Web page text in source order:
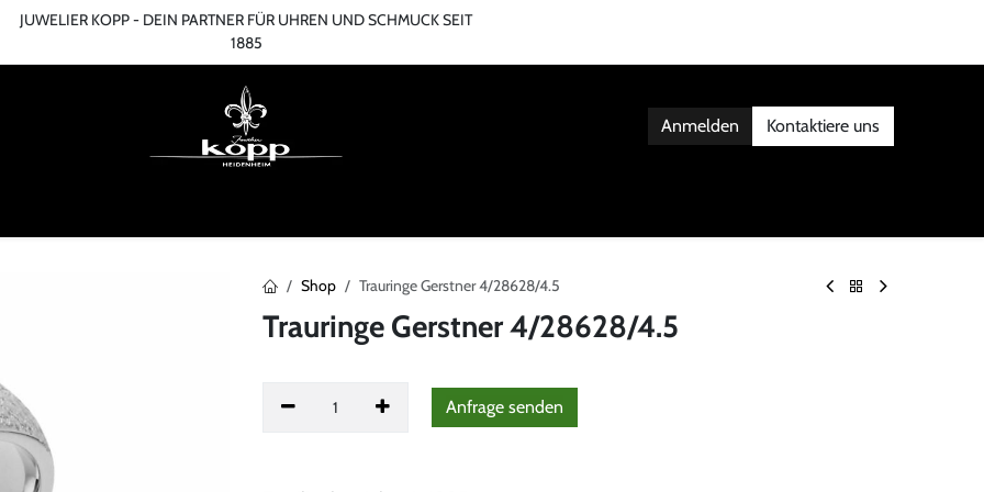
JUWELIER KOPP - DEIN PARTNER FÜR UHREN UND SCHMUCK SEIT
1885
Anmelden Kontaktiere uns
Shop Trauringe Gerstner 4/28628/4.5
Trauringe Gerstner 4/28628/4.5
Anfrag​e senden